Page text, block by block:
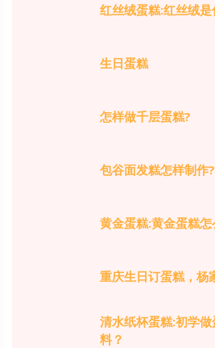
红丝绒蛋糕:红丝绒
生日蛋糕
怎样做千层蛋糕?
包谷面发糕怎样制作?
黄金蛋糕:黄金蛋糕怎
重庆生日订蛋糕，杨
清水纸杯蛋糕:初学
料？